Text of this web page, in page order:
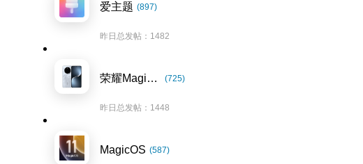
爱主题 (897)
昨日总发帖：1482
荣耀Magic7系列 (725)
昨日总发帖：1448
MagicOS (587)